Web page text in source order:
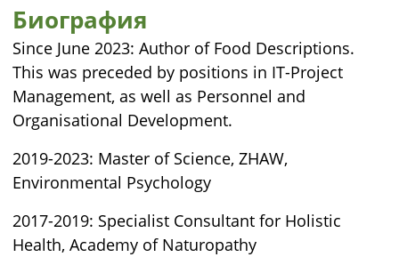
Биография
Since June 2023: Author of Food Descriptions.
This was preceded by positions in IT-Project
Management, as well as Personnel and
Organisational Development.
2019-2023: Master of Science, ZHAW,
Environmental Psychology
2017-2019: Specialist Consultant for Holistic
Health, Academy of Naturopathy